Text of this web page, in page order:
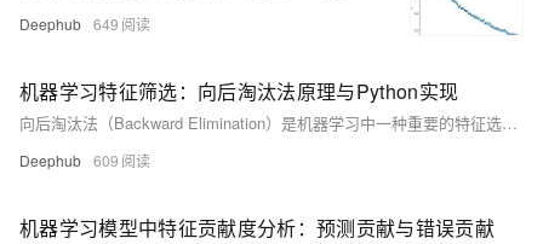
Deephub 649
机器学习特征筛选：向后淘汰法原理与Python实现
向后淘汰法（Backward Elimination）是机器学习中一种重要的特征选择技术，通过系统性地移除对模型贡献较小的特征，以提高模型性能和可解释性。该方法从完整特征集出发，逐步剔除不重要的特征，最终保留最具影响力的变量子集。其优势包括提升模型简洁性和性能，减少过拟合，降低计算复杂度。然而，该方法在高维特征空间中计算成本较高，且可能陷入局部最优解。适用于线性回归、逻辑回归等统计学习模型。
Deephub 609
机器学习模型中特征贡献度分析：预测贡献与错误贡献